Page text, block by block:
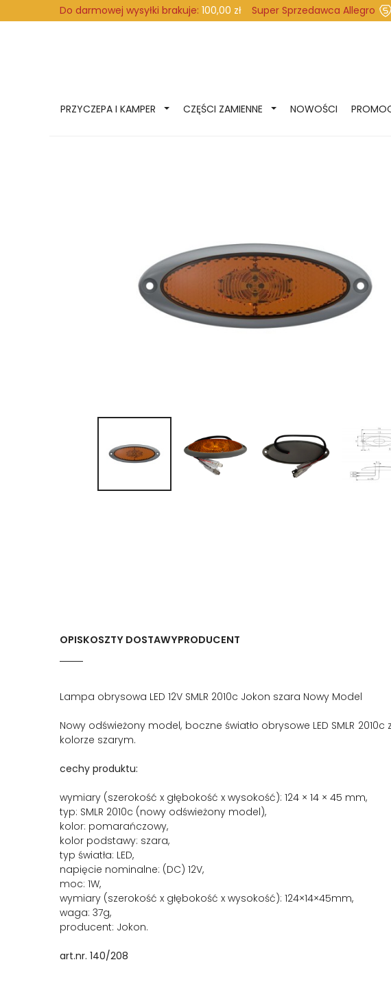
Do darmowej wysyłki brakuje: 100,00 zł Super Sprzedawca Allegro
PRZYCZEPA I KAMPER CZĘŚCI ZAMIENNE NOWOŚCI
OPISKOSZTY DOSTAWYPRODUCENT
Lampa obrysowa LED 12V SMLR 2010c Jokon szara Nowy Model
Nowy odświeżony model, boczne światło obrysowe LED SMLR
kolorze szarym.
cechy produktu:
wymiary (szerokość x głębokość x wysokość): 124 × 14 × 45 mm,
typ: SMLR 2010c (nowy odświeżony model),
kolor: pomarańczowy,
kolor podstawy: szara,
typ światła: LED,
napięcie nominalne: (DC) 12V,
moc: 1W,
wymiary (szerokość x głębokość x wysokość): 124×14×45mm,
waga: 37g,
producent: Jokon.
art.nr. 140/208